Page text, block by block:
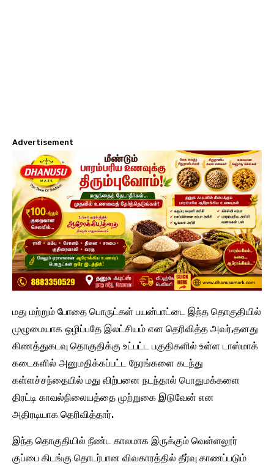
Advertisement
மது மற்றும் போதை பொருட்கள் பயன்பாட்டை இந்த தொகுதியில்
முழுமையாக ஒழிப்பதே இலட்சியம் என தெரிவித்த அவர்,தனது
கிணத்துகடவு தொகுதிக்கு உட்பட்ட பகுதிகளில் உள்ள டாஸ்மாக்
கடைகளில் அனுமதிக்கப்பட்ட நேரங்களை கடந்து
கள்ளச்சந்தையில் மது விற்பனை நடந்தால் பொதுமக்களை
திரட்டி காவல்நிலையத்தை முற்றுகை இடுவேன் என
அதிரடியாக தெரிவித்தார்.
இந்த தொகுதியில் நீண்ட காலமாக இருக்கும் வெள்ளலூர்
குப்பை கிடங்கு தொடர்பான விவகாரத்தில் தீர்வு காணப்படும்